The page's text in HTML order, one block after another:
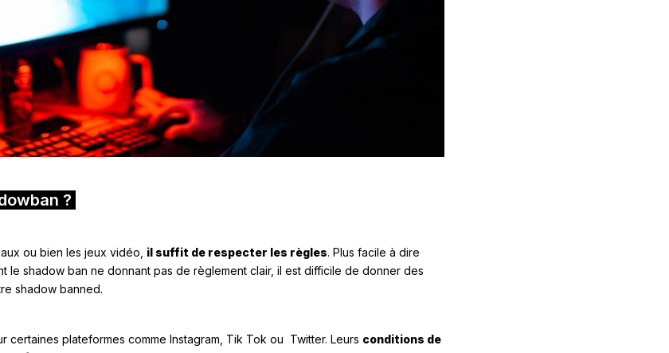
?
ou bien les jeux vidéo, il suffit de respecter les règles. Plus facile à dire
le shadow ban ne donnant pas de règlement clair, il est difficile de donner des
shadow banned.
certaines plateformes comme Instagram, Tik Tok ou Twitter. Leurs conditions de